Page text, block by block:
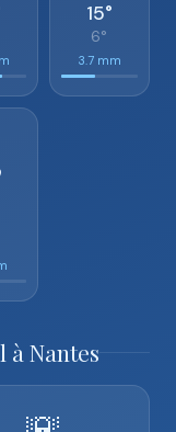
15°
6°
3.7 mm
Nantes